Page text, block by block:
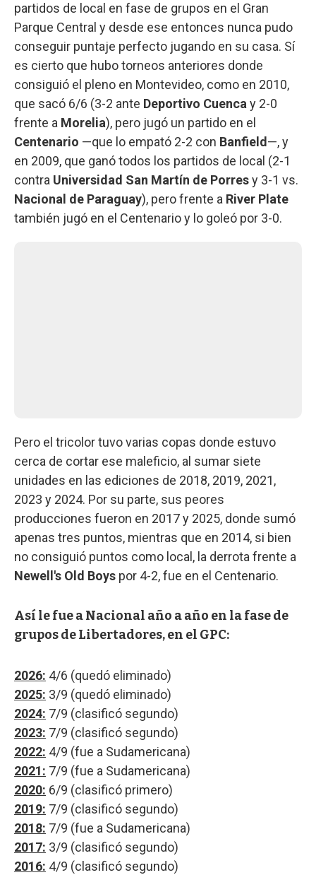
partidos de local en fase de grupos en el Gran
Parque Central y desde ese entonces nunca pudo
conseguir puntaje perfecto jugando en su casa. Sí
es cierto que hubo torneos anteriores donde
consiguió el pleno en Montevideo, como en 2010,
que sacó 6/6 (3-2 ante Deportivo Cuenca y 2-0
frente a Morelia), pero jugó un partido en el
Centenario —que lo empató 2-2 con Banfield —, y
en 2009, que ganó todos los partidos de local (2-1
contra Universidad San Martín de Porresy 3-1 vs.
Nacional de Paraguay), pero frente a River Plate
también jugó en el Centenario y lo goleó por 3-0.
Pero el tricolor tuvo varias copas donde estuvo
cerca de cortar ese maleficio, al sumar siete
unidades en las ediciones de 2018, 2019, 2021,
2023 y 2024. Por su parte, sus peores
producciones fueron en 2017 y 2025, donde sumó
apenas tres puntos, mientras que en 2014, si bien
no consiguió puntos como local, la derrota frente a
Newell's Old Boys por 4-2, fue en el Centenario.
Así le fue a Nacional año a año en la fase de
grupos de Libertadores, en el GPC:
2026: 4/6 (quedó eliminado)
2025: 3/9 (quedó eliminado)
2024: 7/9 (clasificó segundo)
2023: 7/9 (clasificó segundo)
2022: 4/9 (fue a Sudamericana)
2021: 7/9 (fue a Sudamericana)
2020: 6/9 (clasificó primero)
2019: 7/9 (clasificó segundo)
2018: 7/9 (fue a Sudamericana)
2017: 3/9 (clasificó segundo)
2016: 4/9 (clasificó segundo)